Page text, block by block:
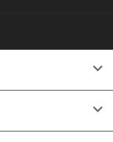

keyboard_arrow_down